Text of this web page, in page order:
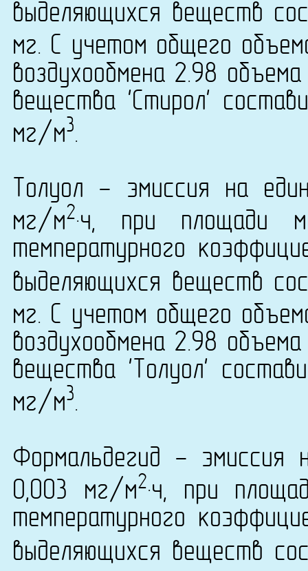
выделяющихся веществ
мг. С учетом общего
воздухообмена 2.98
вещества 'Стирол'
мг/м3.
Толуол - эмиссия на
мг/м2·ч, при площади
температурного
выделяющихся веществ
мг. С учетом общего
воздухообмена 2.98
вещества 'Толуол'
мг/м3.
Формальдегид - эмиссия
0,003 мг/м2·ч, при
температурного
выделяющихся веществ